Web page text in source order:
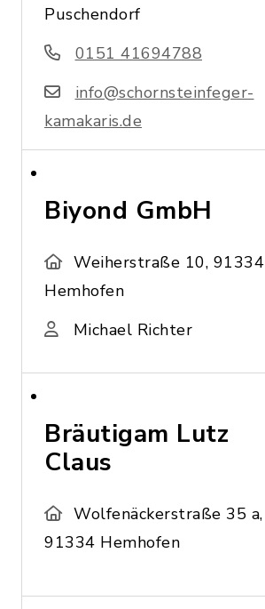
Puschendorf
0151 41694788
info@schornsteinfeger-
kamakaris.de
Biyond GmbH
Weiherstraße 10, 91334
Hemhofen
Michael Richter
Bräutigam Lutz
Claus
Wolfenäckerstraße 35 a,
91334 Hemhofen